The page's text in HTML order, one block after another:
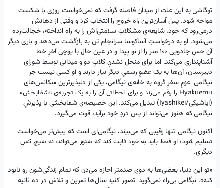
توگاشی به این علت از میدان فاصله گرفت که نمی‌خواست روزی با شکست
مواجه شود. پس آسان‌ترین راهِ خروج را انتخاب کرد و وقتی از دهانش
درمی‌رود که خود، شایعه‌ی مشکلاتِ سلامتی‌اش را به راه انداخته، خجالت‌زده
می‌شود. او به درخواستِ آساکوسا سرانجام تن به بازگشت می‌دهد و باری دیگر
آن حسِ جادوییِ ۱۰۰ متر را از نو پیدا و در عین حال با پوچیِ آخرِ خط
آشناپنداری می‌کند. اما برای منحل نشدنِ کلابِ دو و میدانی توسطِ شورای
دبیرستان، آن‌ها به یک عضوِ رسمیِ دیگر نیاز دارند و او کسی نیست جز
نیگامی. عزمِ سفرِ گروه به خانه‌ی نیگامی، یکی از دلپذیرترین سکانس‌های
Hyakuemu را رقم می‌زند و برای لحظاتی آن را به یک تجربه‌ی «شفابخش»
(ایاشیکِی/Iyashikei) تبدیل می‌کند. این خصیصه‌ی شفابخشی با پذیرشِ
نیگامی که هنوز می‌تواند از پسِ دردِ خود برآید، قوت می‌گیرد.
اکنون نیگامی تنها رقیبی که می‌بیند، نیگامی‌ای است که پیش‌تر می‌خواست
تسلیم شود؛ او فقط باید به خود ثابت کند که هنوز می‌تواند، نه هیچ‌ کسِ
دیگری.
«تو این دنیا، بعضی‌ها به دوی صدمتر اجازه می‌دن که تمامِ زندگی‌شون رو نابود
کنه». نیگامی بی‌راه نمی‌گوید، تصور کنید سال‌ها تمرین و تلاش در ده ثانیه